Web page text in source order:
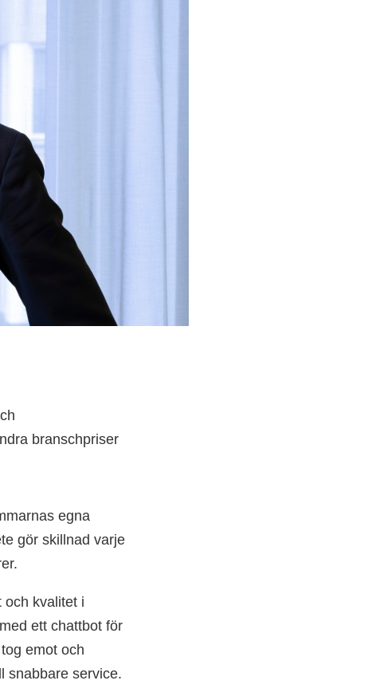
branschpriser
egna
gör skillnad varje
och kvalitet i
ett chattbot för
emot och
snabbare service.